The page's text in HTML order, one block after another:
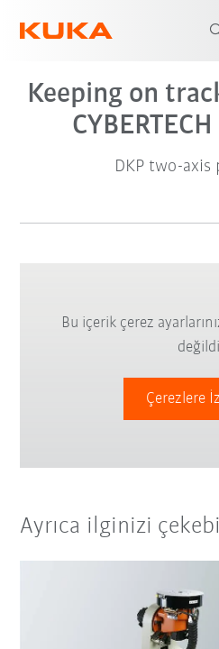
Keeping on
DKP two-axis
Bu içerik çerez
Çerezlere
Ayrıca ilginizi